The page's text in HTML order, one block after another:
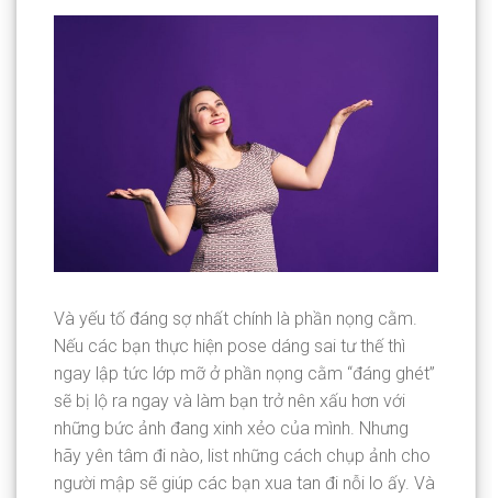
Và yếu tố đáng sợ nhất chính là phần nọng cằm.
Nếu các bạn thực hiện pose dáng sai tư thế thì
ngay lập tức lớp mỡ ở phần nọng cằm “đáng ghét”
sẽ bị lộ ra ngay và làm bạn trở nên xấu hơn với
những bức ảnh đang xinh xẻo của mình. Nhưng
hãy yên tâm đi nào, list những cách chụp ảnh cho
người mập sẽ giúp các bạn xua tan đi nỗi lo ấy. Và